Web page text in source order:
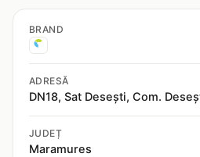
BRAND
ADRESĂ
DN18, Sat Desești, Com.
JUDEȚ
Maramures